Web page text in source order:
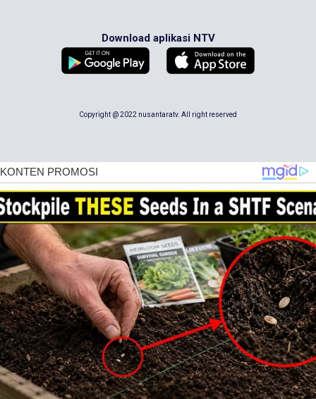
Download aplikasi NTV
Copyright @ 2022 nusantaratv. All right reserved